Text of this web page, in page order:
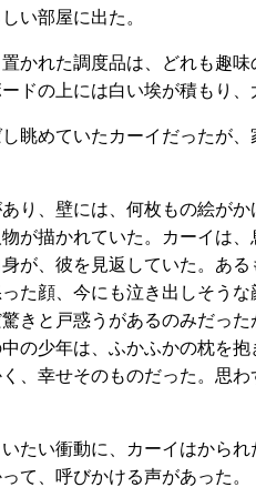
い部屋に出た。
かれた調度品は、どれも趣
ドの上には白い埃が積もり
眺めていたカーイだったが
り、壁には、何枚もの絵が
が描かれていた。カーイは
が、彼を見返していた。あ
た顔、今にも泣き出しそう
きと戸惑うがあるのみだっ
の少年は、ふかふかの枕を
、幸せそのものだった。思
たい衝動に、カーイはから
て、呼びかける声があった。